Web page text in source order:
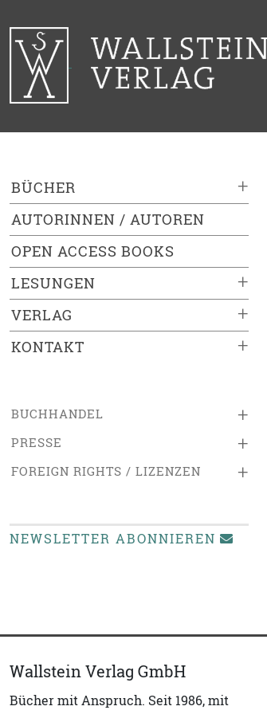
+
BÜCHER
AUTORINNEN / AUTOREN
OPEN ACCESS BOOKS
+
LESUNGEN
+
VERLAG
+
KONTAKT
+
BUCHHANDEL
+
PRESSE
+
FOREIGN RIGHTS / LIZENZEN
NEWSLETTER ABONNIEREN
Wallstein Verlag GmbH
Bücher mit Anspruch. Seit 1986, mit